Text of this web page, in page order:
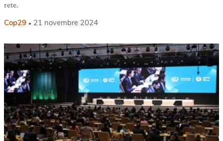
rete.
Cop29 21 novembre 2024